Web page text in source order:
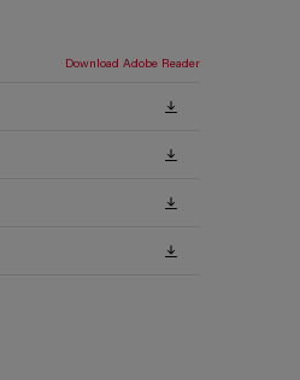
Download Adobe Reader